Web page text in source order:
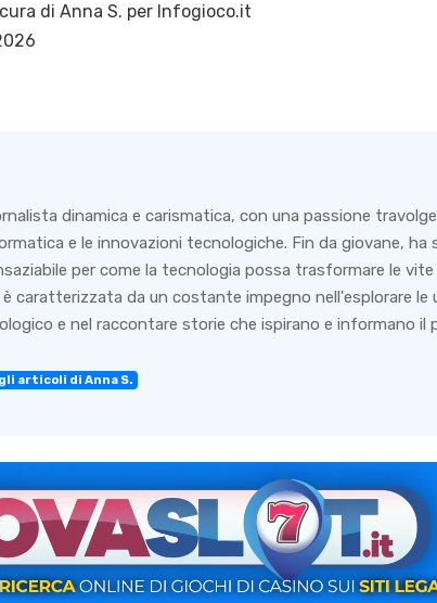
di Anna S. per Infogioco.it
dinamica e carismatica, con una passione
e le innovazioni tecnologiche. Fin da giovane, ha
per come la tecnologia possa trasformare le vite
è caratterizzata da un costante impegno nell'esplorare le
e nel raccontare storie che ispirano e informano il
articoli di Anna S.